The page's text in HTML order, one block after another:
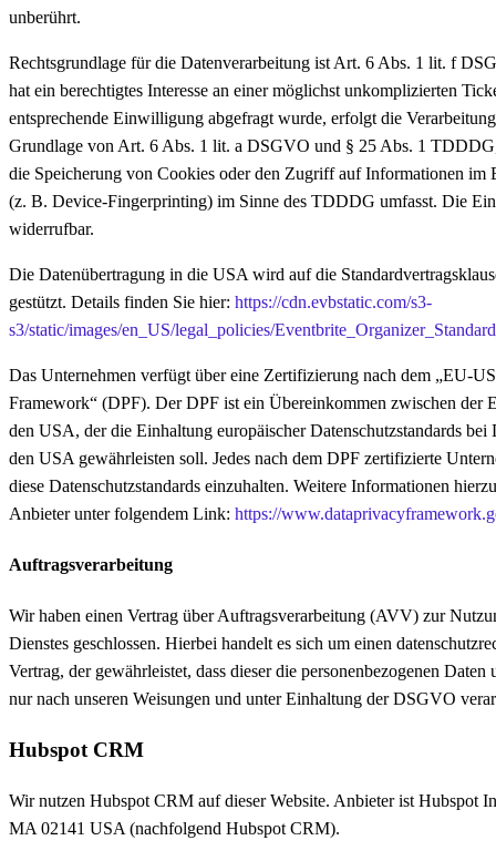
unberührt.
Rechtsgrundlage für die Datenverarbeitung ist Art. 6 Abs. 1 lit. f
hat ein berechtigtes Interesse an einer möglichst unkomplizierten
entsprechende Einwilligung abgefragt wurde, erfolgt die
Grundlage von Art. 6 Abs. 1 lit. a DSGVO und § 25 Abs. 1
die Speicherung von Cookies oder den Zugriff auf Informationen im
(z. B. Device-Fingerprinting) im Sinne des TDDDG umfasst. Die
widerrufbar.
Die Datenübertragung in die USA wird auf die
gestützt. Details finden Sie hier: https://cdn.evbstatic.com/s3-
s3/static/images/en_US/legal_policies/
Das Unternehmen verfügt über eine Zertifizierung nach dem „EU-
Framework“ (DPF). Der DPF ist ein Übereinkommen zwischen der
den USA, der die Einhaltung europäischer Datenschutzstandards bei
den USA gewährleisten soll. Jedes nach dem DPF zertifizierte
diese Datenschutzstandards einzuhalten. Weitere Informationen
Anbieter unter folgendem Link: https://
Auftragsverarbeitung
Wir haben einen Vertrag über Auftragsverarbeitung (AVV) zur
Dienstes geschlossen. Hierbei handelt es sich um einen
Vertrag, der gewährleistet, dass dieser die personenbezogenen Daten
nur nach unseren Weisungen und unter Einhaltung der DSGVO
Hubspot CRM
Wir nutzen Hubspot CRM auf dieser Website. Anbieter ist Hubspot
MA 02141 USA (nachfolgend Hubspot CRM).